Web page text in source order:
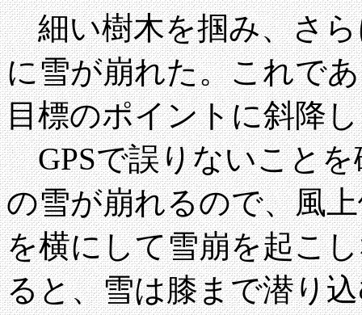
細い樹木を掴み、さら
に雪が崩れた。これで
目標のポイントに斜降
GPSで誤りないことを
の雪が崩れるので、風
を横にして雪崩を起こ
ると、雪は膝まで潜り